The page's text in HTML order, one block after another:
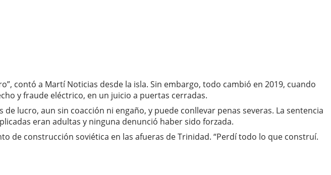
contó a Martí Noticias desde la isla. Sin embargo, todo cambió en 2019, cuando
y fraude eléctrico, en un juicio a puertas cerradas.
lucro, aun sin coacción ni engaño, y puede conllevar penas severas. La sentencia
eran adultas y ninguna denunció haber sido forzada.
de construcción soviética en las afueras de Trinidad. “Perdí todo lo que construí.